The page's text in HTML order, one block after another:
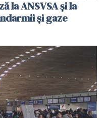
la ANSVSA și la
și gaze